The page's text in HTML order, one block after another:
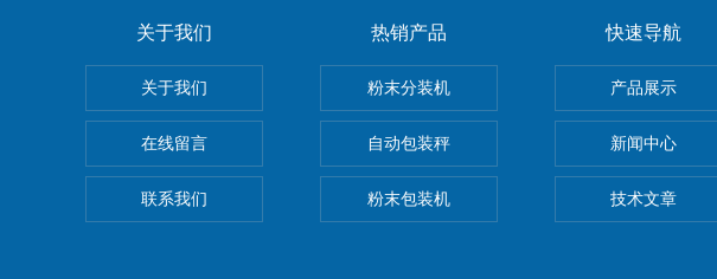
关于我们
关于我们
在线留言
联系我们
热销产品
粉末分装机
自动包装秤
粉末包装机
快速导航
产品展示
新闻中心
技术文章